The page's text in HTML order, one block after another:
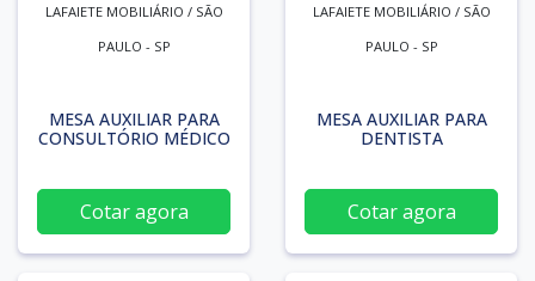
LAFAIETE MOBILIÁRIO / SÃO
PAULO - SP
MESA AUXILIAR PARA
CONSULTÓRIO MÉDICO
Cotar agora
LAFAIETE MOBILIÁRIO / SÃO
PAULO - SP
MESA AUXILIAR PARA
DENTISTA
Cotar agora